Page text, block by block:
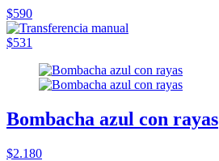
$590
$531
Bombacha azul con rayas
$2.180